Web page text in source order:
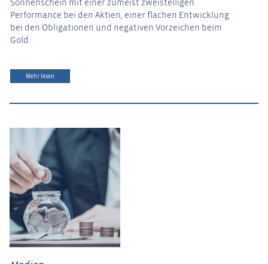
Sonnenschein mit einer zumeist zweistelligen
Performance bei den Aktien, einer flachen Entwicklung
bei den Obligationen und negativen Vorzeichen beim
Gold.
Mehr lesen